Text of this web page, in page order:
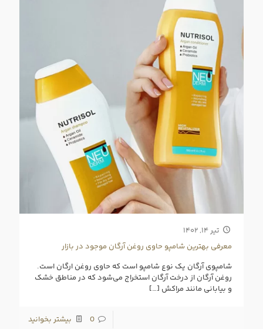
تیر ۱۴, ۱۴۰۲
معرفی بهترین شامپو حاوی روغن آرگان موجود در بازار
شامپوی آرگان یک نوع شامپو است که حاوی روغن ارگان است.
روغن آرگان از درخت آرگان استخراج می‌شود که در مناطق خشک
و بیابانی مانند مراکش […]
0 بیشتر بخوانید